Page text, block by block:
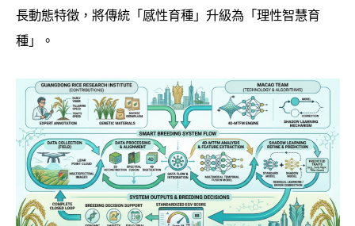
長動態特徵，將傳統「感性育種」升級為「理性智慧育
種」。